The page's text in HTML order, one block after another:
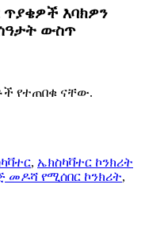
እባክዎን
ውስጥ
የተጠበቁ ናቸው.
, ኤክስካቫተር ኮንክሪት
መዶሻ የሚሰበር ኮንክሪት,